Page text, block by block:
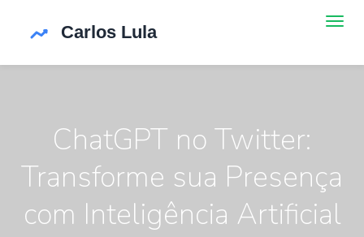
ChatGPT no Twitter:
Transforme sua Presença
com Inteligência Artificial